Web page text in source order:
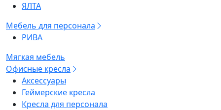
ЯЛТА
Мебель для персонала
РИВА
Мягкая мебель
Офисные кресла
Аксессуары
Геймерские кресла
Кресла для персонала